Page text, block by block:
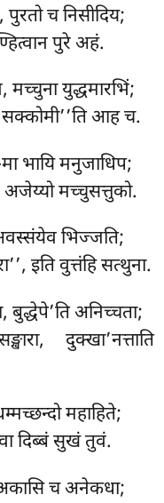
पुरतो च निसीदिय;
पुरे अहं.
मच्चुना युद्धमारभिं;
आह च.
भायि मनुजाधिप;
मच्चुसत्तुको.
भिज्जति;
इति वुत्तंहि सत्थुना.
बुद्धेपे’ति अनिच्चता;
दुक्खा’नत्ताति
महाहिते;
दिब्बं सुखं तुवं.
च अनेकधा;